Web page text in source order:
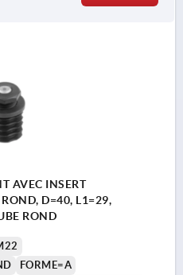
AVEC INSERT
D=40, L1=29,
ROND
FORME=A